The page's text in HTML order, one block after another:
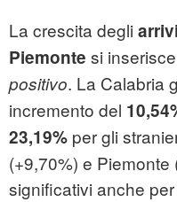
La crescita degli
Piemonte si
positivo. La Calabria
incremento del
23,19% per gli
(+9,70%) e Piemonte
significativi anche